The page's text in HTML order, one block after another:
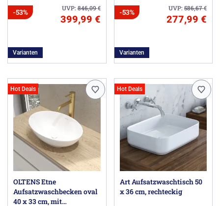
UVP:846,09€
-53%
399,99 €
Varianten
UVP:586,67€
-53%
277,99 €
Varianten
Hot Deals
OLTENS Etne
Aufsatzwaschbecken oval
40 x 33 cm, mit
Hot Deals
Art Aufsatzwaschtisch 50
x 36 cm, rechteckig